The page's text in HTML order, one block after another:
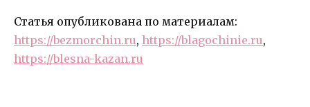
Статья опубликована по материалам:
https://bezmorchin.ru, https://blagochinie.ru,
https://blesna-kazan.ru